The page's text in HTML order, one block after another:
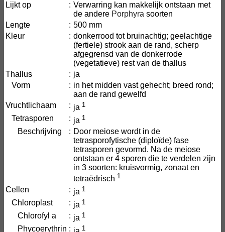
Lijkt op : Verwarring kan makkelijk ontstaan met
de andere Porphyra soorten
Lengte
: 500 mm
Kleur
: donkerrood tot bruinachtig; geelachtige
(fertiele) strook aan de rand, scherp
afgegrensd van de donkerrode
(vegetatieve) rest van de thallus
Thallus
: ja
Vorm
: in het midden vast gehecht; breed rond;
aan de rand gewelfd
Vruchtlichaam
: ja 1
Tetrasporen : ja 1
Beschrijving : Door meiose wordt in de
tetrasporofytische (diploïde) fase
tetrasporen gevormd. Na de meiose
ontstaan er 4 sporen die te verdelen zijn
in 3 soorten: kruisvormig, zonaat en
tetraëdrisch 1
Cellen : ja 1
Chloroplast : ja 1
Chlorofyl a : ja 1
Phycoerythrin : 1